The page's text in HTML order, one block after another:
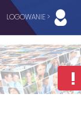
LOGOWANIE >